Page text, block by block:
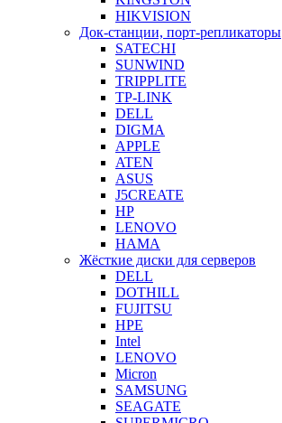
HIKVISION
Док-станции, порт-репликаторы
SATECHI
SUNWIND
TRIPPLITE
TP-LINK
DELL
DIGMA
APPLE
ATEN
ASUS
J5CREATE
HP
LENOVO
HAMA
Жёсткие диски для серверов
DELL
DOTHILL
FUJITSU
HPE
Intel
LENOVO
Micron
SAMSUNG
SEAGATE